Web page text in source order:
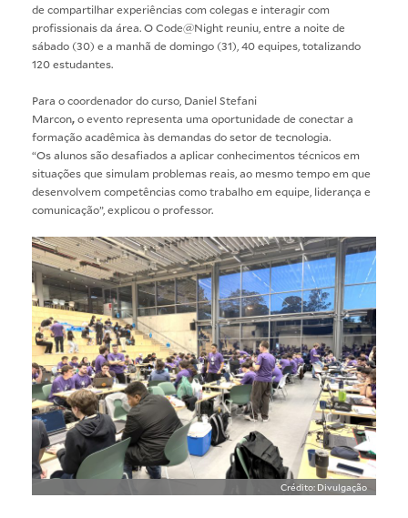
de compartilhar experiências com colegas e interagir com
profissionais da área. O Code@Night reuniu, entre a noite de
sábado (30) e a manhã de domingo (31), 40 equipes, totalizando
120 estudantes.
Para o coordenador do curso, Daniel Stefani
Marcon,o evento representa uma oportunidade de conectar a
formação acadêmica às demandas do setor de tecnologia.
“Os alunos são desafiados a aplicar conhecimentos técnicos em
situações que simulam problemas reais, ao mesmo tempo em que
desenvolvem competências como trabalho em equipe, liderança e
comunicação”, explicou o professor.
Crédito: Divulgação